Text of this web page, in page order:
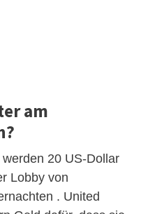
am
20 US-Dollar
Lobby von
. United